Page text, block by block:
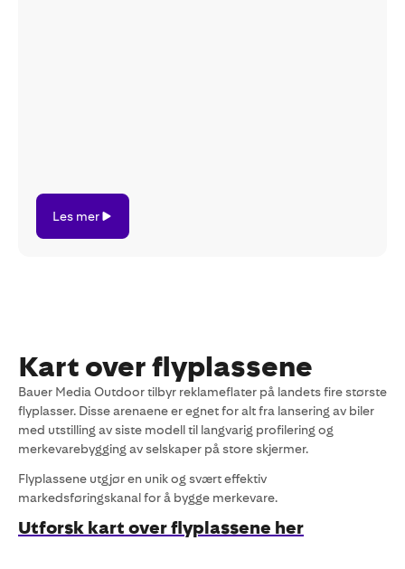
mer
Les mer
Kart over flyplassene
Bauer Media Outdoor tilbyr reklameflater på landets fire største
flyplasser. Disse arenaene er egnet for alt fra lansering av biler
med utstilling av siste modell til langvarig profilering og
merkevarebygging av selskaper på store skjermer.
Flyplassene utgjør en unik og svært effektiv
markedsføringskanal for å bygge merkevare.
Utforsk kart over flyplassene her